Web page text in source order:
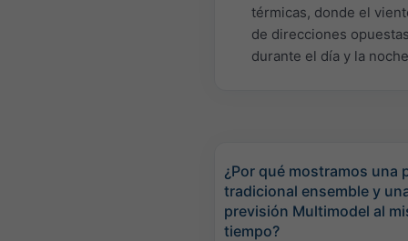
térmicas, donde el
de direcciones
durante el día y la
¿Por qué mostramos una
tradicional ensemble y
previsión Multimodel al
tiempo?